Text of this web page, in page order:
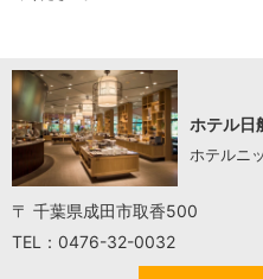
ホテル日
ホテルニ
〒 千葉県成田市取香500
TEL：0476-32-0032